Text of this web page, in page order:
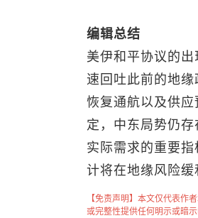
编辑总结
美伊和平协议的
速回吐此前的地
恢复通航以及供
定，中东局势仍
实际需求的重要
计将在地缘风险缓
【免责声明】本文仅代表作
或完整性提供任何明示或暗